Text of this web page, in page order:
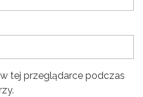
tej przeglądarce podczas